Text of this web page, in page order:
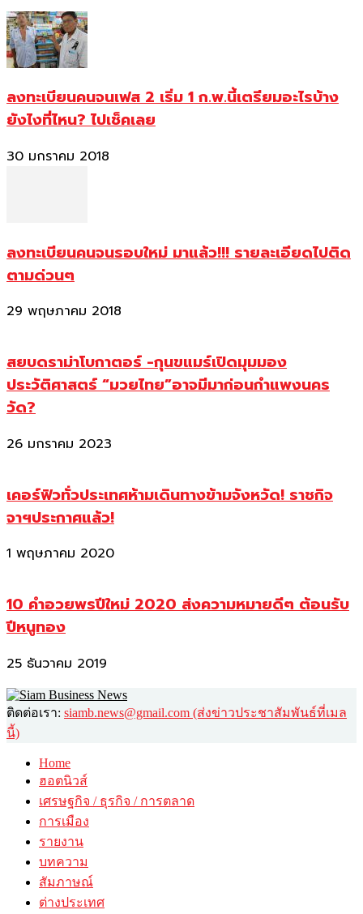
ลงทะเบียนคนจนเฟส 2 เริ่ม 1 ก.พ.นี้เตรียมอะไรบ้าง
ยังไงที่ไหน? ไปเช็คเลย
30 มกราคม 2018
ลงทะเบียนคนจนรอบใหม่ มาแล้ว!!! รายละเอียดไปติด
ตามด่วนๆ
29 พฤษภาคม 2018
สยบดราม่าโบกาตอร์ -กุนขแมร์เปิดมุมมอง
ประวัติศาสตร์ “มวยไทย”อาจมีมาก่อนกำแพงนคร
วัด?
26 มกราคม 2023
เคอร์ฟิวทั่วประเทศห้ามเดินทางข้ามจังหวัด! ราชกิจ
จาฯประกาศแล้ว!
1 พฤษภาคม 2020
10 คำอวยพรปีใหม่ 2020 ส่งความหมายดีๆ ต้อนรับ
ปีหนูทอง
25 ธันวาคม 2019
ติดต่อเรา: siamb.news@gmail.com (ส่งข่าวประชาสัมพันธ์ที่เมล
นี้)
Home
ฮอตนิวส์
เศรษฐกิจ / ธุรกิจ / การตลาด
การเมือง
รายงาน
บทความ
สัมภาษณ์
ต่างประเทศ